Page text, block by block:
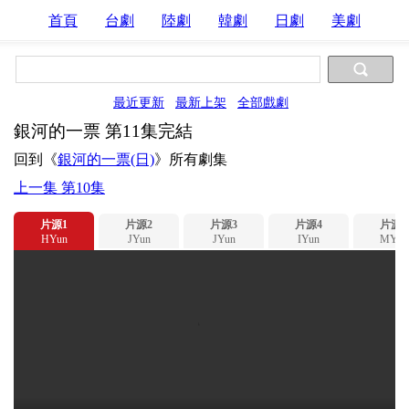
首頁 台劇 陸劇 韓劇 日劇 美劇
最近更新 最新上架 全部戲劇
銀河的一票 第11集完結
回到《銀河的一票(日)》所有劇集
上一集 第10集
片源1
HYun
片源2
JYun
片源3
JYun
片源4
IYun
片源5
MYun